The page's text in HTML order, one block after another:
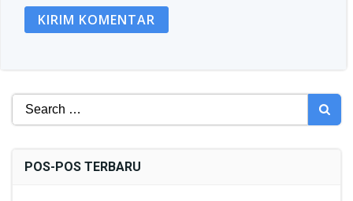
Search
POS-POS TERBARU